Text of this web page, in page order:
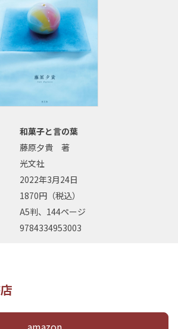
和菓子と言の葉
藤原夕貴 著
光文社
2022年3月24日
1870円（税込）
A5判、144ページ
9784334953003